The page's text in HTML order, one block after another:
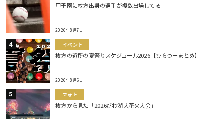
甲子園に枚方出身の選手が複数出場してる
2026年8月7日
イベント
枚方の近所の夏祭りスケジュール2026【ひらつーまとめ】
2026年8月6日
フォト
枚方から見た「2026びわ湖大花火大会」